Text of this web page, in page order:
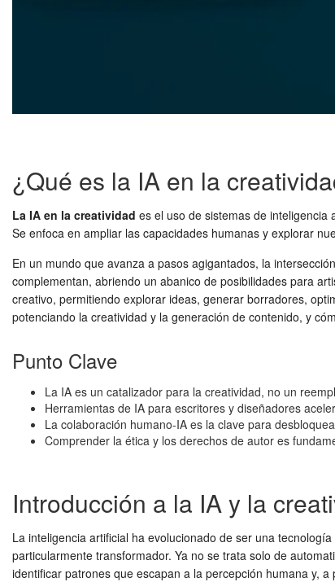
¿Qué es la IA en la
La IA en la creatividad es el uso de sistemas de
Se enfoca en ampliar las capacidades humanas y explorar
En un mundo que avanza a pasos agigantados, la
complementan, abriendo un abanico de posibilidades para
creativo, permitiendo explorar ideas, generar borradores,
potenciando la creatividad y la generación de contenido, y
Punto Clave
La IA es un catalizador para la creatividad, no un
Herramientas de IA para escritores y diseñadores
La colaboración humano-IA es la clave para
Comprender la ética y los derechos de autor es
Introducción a la IA y la
La inteligencia artificial ha evolucionado de ser una
particularmente transformador. Ya no se trata solo de
identificar patrones que escapan a la percepción humana y,